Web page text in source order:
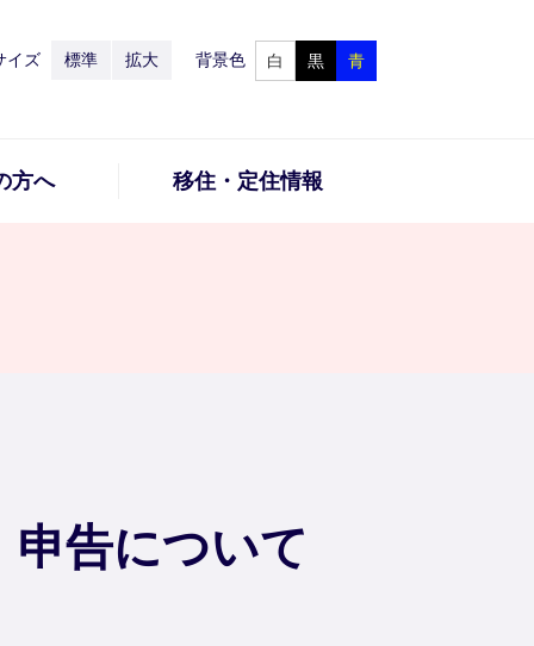
イズ 標準 拡大 背景色 白 黒 青
方へ 移住・定住情報
申告について